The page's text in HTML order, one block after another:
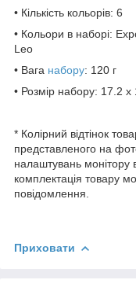
• Кількість кольорів: 6
• Кольори в наборі:
Leo
• Вага набору: 120 г
• Розмір набору: 17.2
* Колірний відтінок
представленого на
налаштувань монітору
комплектація товару
повідомлення.
Приховати